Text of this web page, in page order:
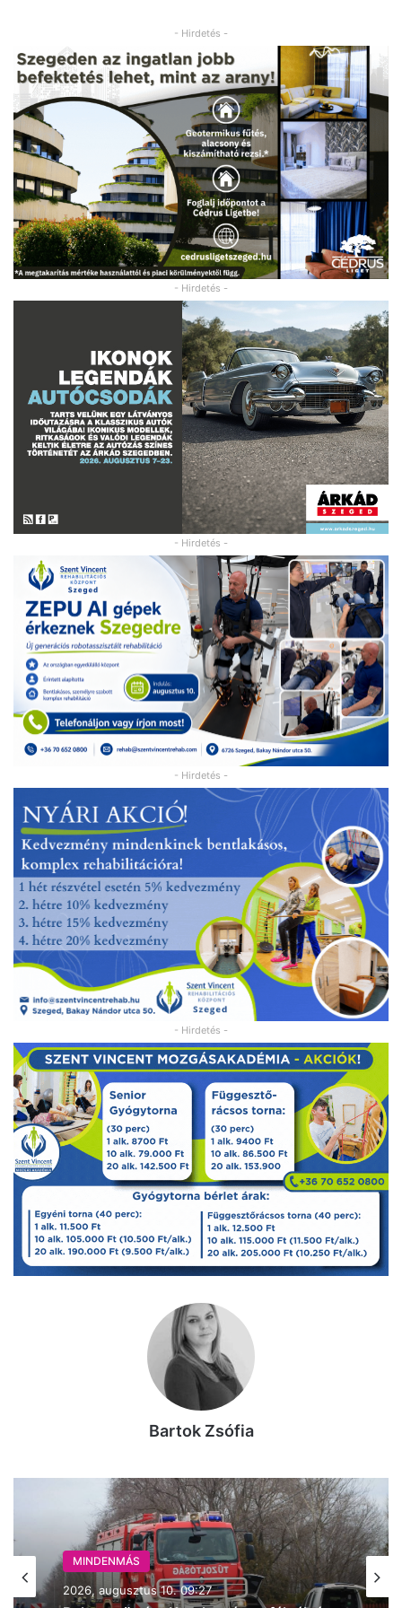
- Hirdetés -
- Hirdetés -
- Hirdetés -
- Hirdetés -
- Hirdetés -
Bartok Zsófia
MINDENMÁS
MINDENMÁS
2026, augusztus 10. 06:30